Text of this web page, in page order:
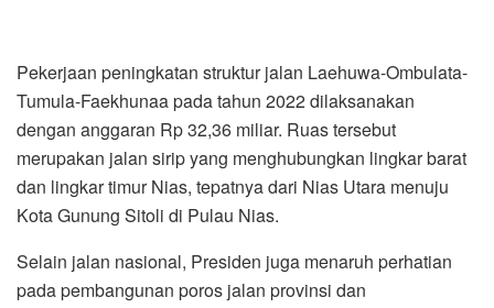
Pekerjaan peningkatan struktur jalan Laehuwa-Ombulata-
Tumula-Faekhunaa pada tahun 2022 dilaksanakan
dengan anggaran Rp 32,36 miliar. Ruas tersebut
merupakan jalan sirip yang menghubungkan lingkar barat
dan lingkar timur Nias, tepatnya dari Nias Utara menuju
Kota Gunung Sitoli di Pulau Nias.
Selain jalan nasional, Presiden juga menaruh perhatian
pada pembangunan poros jalan provinsi dan